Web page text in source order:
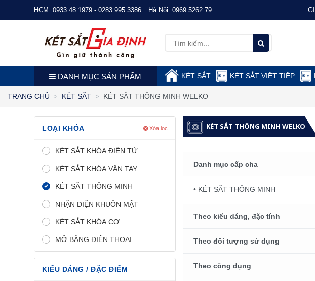
HCM: 0933.48.1979 - 0283.995.3386 Hà Nội: 0969.5262.79
DANH MỤC SẢN PHẨM KÉT SẮT KÉT SẮT VIỆT TIỆP
TRANG CHỦ KÉT SẮT KÉT SẮT THÔNG MINH WELKO
LOẠI KHÓA Xóa lọc
KÉT SẮT KHÓA ĐIỆN TỬ
KÉT SẮT KHÓA VÂN TAY
KÉT SẮT THÔNG MINH
NHẬN DIỆN KHUÔN MẶT
KÉT SẮT KHÓA CƠ
MỞ BẰNG ĐIỆN THOẠI
KIỂU DÁNG / ĐẶC ĐIỂM
KÉT SẮT THÔNG MINH WELKO
Danh mục cấp cha
• KÉT SẮT THÔNG MINH
Theo kiểu dáng, đặc tính
Theo đối tượng sử dụng
Theo công dụng